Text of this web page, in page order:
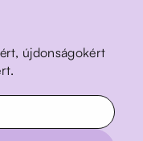
újdonságokért